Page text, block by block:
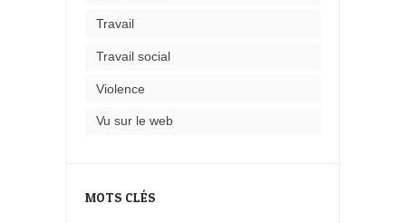
Travail
Travail social
Violence
Vu sur le web
MOTS CLÉS